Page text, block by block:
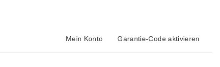
Mein Konto Garantie-Code aktivieren